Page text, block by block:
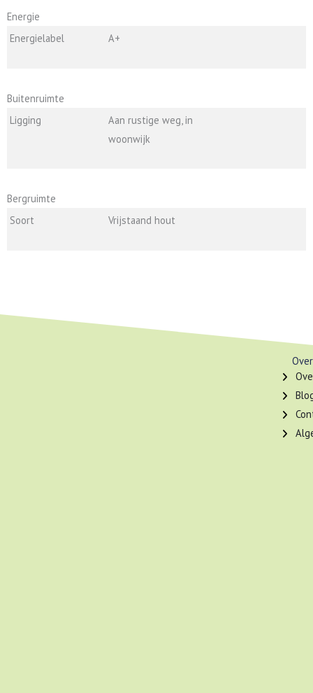
Energie
Energielabel
A+
Buitenruimte
Ligging
Aan rustige weg, in
woonwijk
Bergruimte
Soort
Vrijstaand hout